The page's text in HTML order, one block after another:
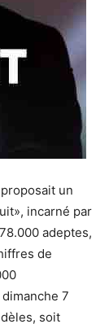
un
incarné par
adeptes,
de
7
soit